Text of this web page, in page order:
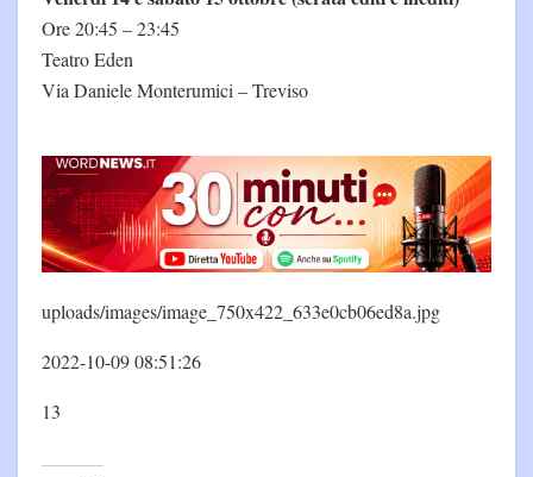
Ore 20:45 – 23:45
Teatro Eden
Via Daniele Monterumici – Treviso
uploads/images/image_750x422_633e0cb06ed8a.jpg
2022-10-09 08:51:26
13